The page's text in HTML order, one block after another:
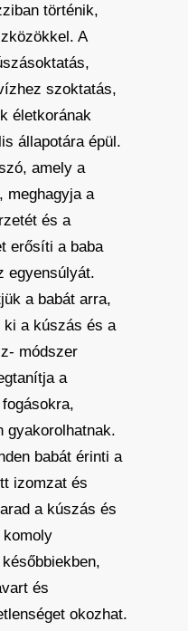
történik,
A
szoktatás,
életkorának
állapotára épül.
amely a
meghagyja a
és a
erősíti a baba
egyensúlyát.
a babát arra,
ki a kúszás és a
módszer
a
gyakorolhatnak.
babát érinti a
izomzat és
a kúszás és
és
okozhat.